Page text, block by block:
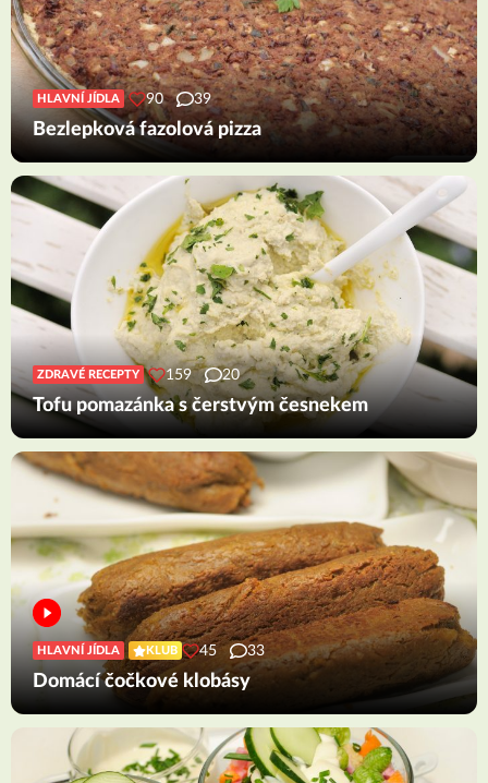
HLAVNÍ JÍDLA 90 39
Bezlepková fazolová pizza
ZDRAVÉ RECEPTY 159 20
Tofu pomazánka s čerstvým česnekem
HLAVNÍ JÍDLA KLUB 45 33
Domácí čočkové klobásy